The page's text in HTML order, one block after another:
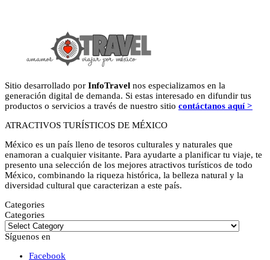
Sitio desarrollado por InfoTravel nos especializamos en la
generación digital de demanda. Si estas interesado en difundir tus
productos o servicios a través de nuestro sitio contáctanos aquí >
ATRACTIVOS TURÍSTICOS DE MÉXICO
México es un país lleno de tesoros culturales y naturales que
enamoran a cualquier visitante. Para ayudarte a planificar tu viaje, te
presento una selección de los mejores atractivos turísticos de todo
México, combinando la riqueza histórica, la belleza natural y la
diversidad cultural que caracterizan a este país.
Categories
Categories
Síguenos en
Facebook